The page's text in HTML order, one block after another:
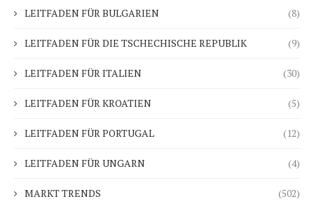
LEITFADEN FÜR BULGARIEN (8)
LEITFADEN FÜR DIE TSCHECHISCHE REPUBLIK (9)
LEITFADEN FÜR ITALIEN (30)
LEITFADEN FÜR KROATIEN (5)
LEITFADEN FÜR PORTUGAL (12)
LEITFADEN FÜR UNGARN (4)
MARKT TRENDS (502)